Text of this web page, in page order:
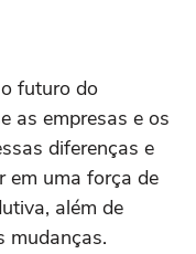
futuro do
as empresas e os
diferenças e
em uma força de
além de
mudanças.